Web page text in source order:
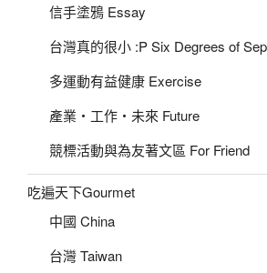
信手塗鴉 Essay
台灣真的很小 :P Six Degrees of
多運動有益健康 Exercise
產業‧工作‧未來 Future
競標活動與為友著文區 For Friend
吃遍天下Gourmet
中國 China
台灣 Taiwan